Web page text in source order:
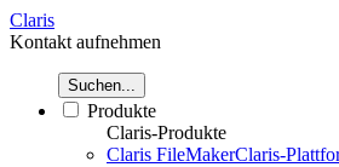
Claris
Kontakt aufnehmen
Suchen...
Produkte
Claris-Produkte
Claris FileMakerClaris-